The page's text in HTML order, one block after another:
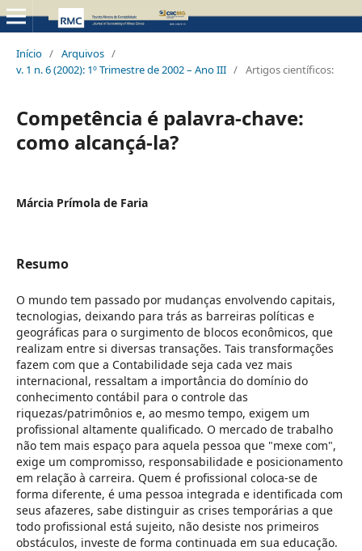
Início / Arquivos /
v. 1 n. 6 (2002): 1º Trimestre de 2002 – Ano III / Artigos científicos:
Competência é palavra-chave:
como alcançá-la?
Márcia Prímola de Faria
Resumo
O mundo tem passado por mudanças envolvendo capitais,
tecnologias, deixando para trás as barreiras políticas e
geográficas para o surgimento de blocos econômicos, que
realizam entre si diversas transações. Tais transformações
fazem com que a Contabilidade seja cada vez mais
internacional, ressaltam a importância do domínio do
conhecimento contábil para o controle das
riquezas/patrimônios e, ao mesmo tempo, exigem um
profissional altamente qualificado. O mercado de trabalho
não tem mais espaço para aquela pessoa que "mexe com",
exige um compromisso, responsabilidade e posicionamento
em relação à carreira. Quem é profissional coloca-se de
forma diferente, é uma pessoa integrada e identificada com
seus afazeres, sabe distinguir as crises temporárias a que
todo profissional está sujeito, não desiste nos primeiros
obstáculos, investe de forma continuada em sua educação.